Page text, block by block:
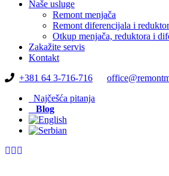
Naše usluge
Remont menjača
Remont diferencijala i
Otkup menjača, reduktora i
Zakažite servis
Kontakt
+381 64 3-716-716
Najčešća pitanja
Blog